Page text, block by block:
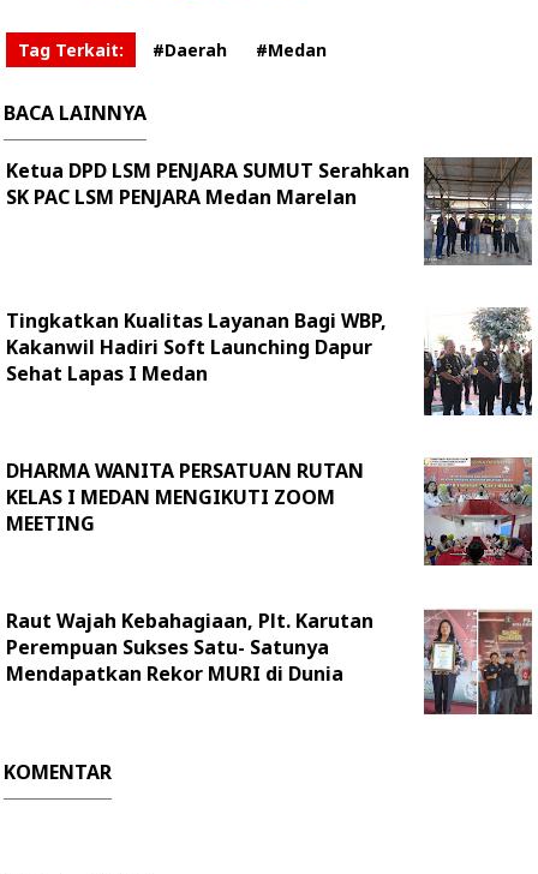
Tag Terkait: #Daerah #Medan
BACA LAINNYA
Ketua DPD LSM PENJARA SUMUT Serahkan
SK PAC LSM PENJARA Medan Marelan
Tingkatkan Kualitas Layanan Bagi WBP,
Kakanwil Hadiri Soft Launching Dapur
Sehat Lapas I Medan
DHARMA WANITA PERSATUAN RUTAN
KELAS I MEDAN MENGIKUTI ZOOM
MEETING
Raut Wajah Kebahagiaan, Plt. Karutan
Perempuan Sukses Satu- Satunya
Mendapatkan Rekor MURI di Dunia
KOMENTAR